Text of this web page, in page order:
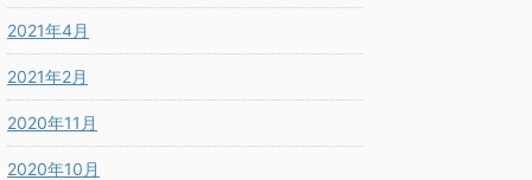
2021年4月
2021年2月
2020年11月
2020年10月